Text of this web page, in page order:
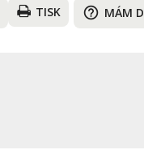
TISK help_outline MÁM